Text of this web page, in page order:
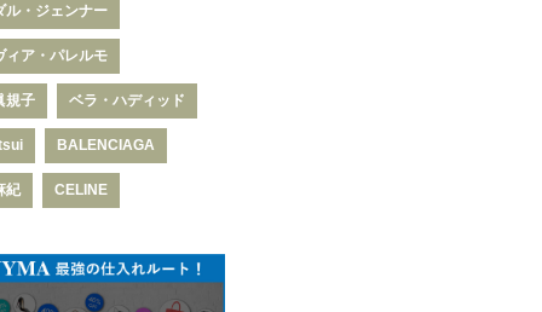
ル・ジェンナー
ィア・パレルモ
規子 ベラ・ハディッド
BALENCIAGA
紀 CELINE